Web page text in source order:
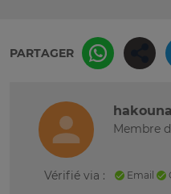
PARTAGER
Membre
Vérifié via : Email